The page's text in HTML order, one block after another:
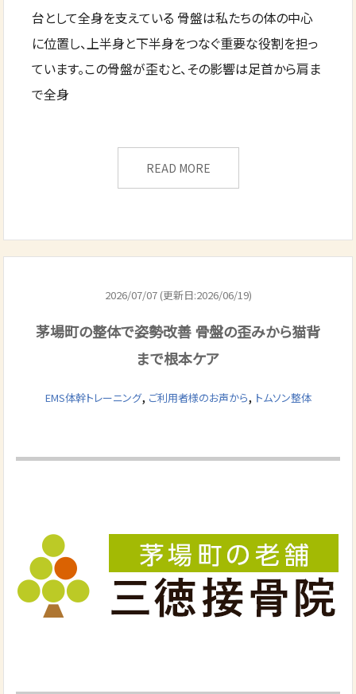
台として全身を支えている 骨盤は私たちの体の中心
に位置し、上半身と下半身をつなぐ重要な役割を担っ
ています。この骨盤が歪むと、その影響は足首から肩ま
で全身
READ MORE
2026/07/07 (更新日:2026/06/19)
茅場町の整体で姿勢改善 骨盤の歪みから猫背
まで根本ケア
EMS体幹トレーニング, ご利用者様のお声から, トムソン整体